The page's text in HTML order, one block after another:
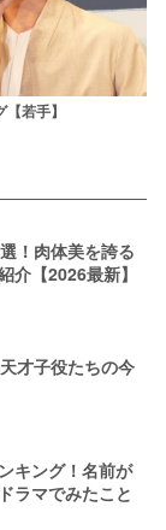
若手】
！肉体美を誇る
介【2026最新】
才子役たちの今
キング！名前が
ラマでみたこと